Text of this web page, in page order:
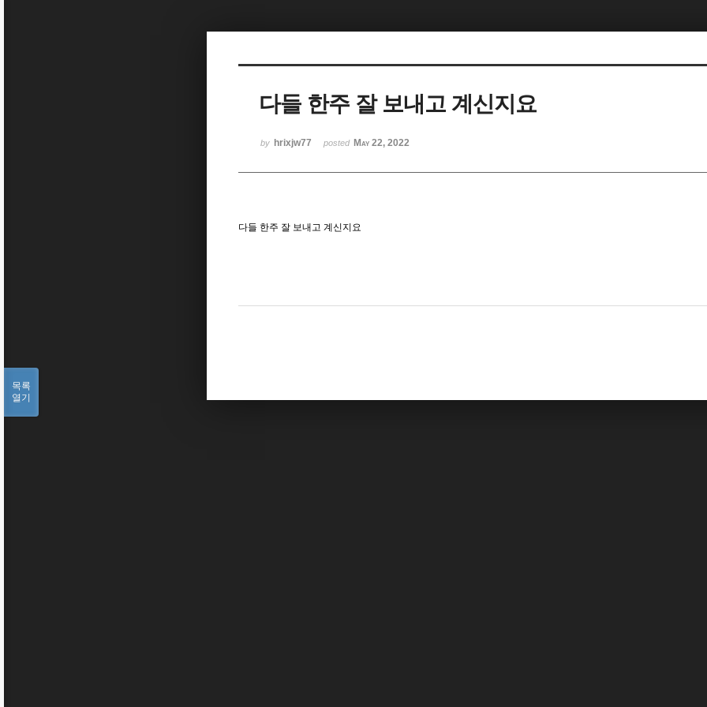
다들 한주 잘 보내고 계신지요
by hrixjw77 posted May 22, 2022
다들 한주 잘 보내고 계신지요
목록
열기
Sketchbook5, 스케치북5
Sketchbook5, 스케치북5